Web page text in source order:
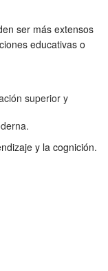
ser más extensos
educativas o
superior y
y la cognición.